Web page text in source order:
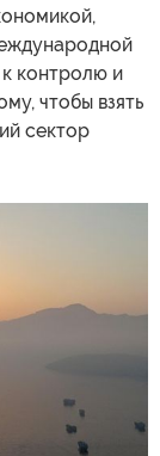
контролю и
чтобы взять
сектор